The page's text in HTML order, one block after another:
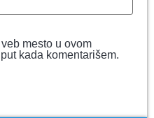
mesto u ovom
kada komentarišem.